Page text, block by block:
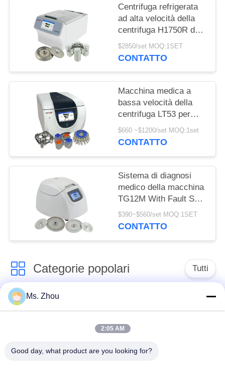
Centrifuga refrigerata
ad alta velocità della
centrifuga H1750R dei
Micro-tubi della
metropolitana medica
$2850/set MOQ:1SET
CONTATTO
Macchina medica a
bassa velocità della
centrifuga LT53 per
biologia genetica della
medicina clinica
$660 ~$1200/set MOQ:1set
CONTATTO
Sistema di diagnosi
medico della macchina
TG12M With Fault Self
della centrifuga del
sangue capillare
$390~$560/set MOQ:1SET
CONTATTO
Categorie popolari Tutti
macchina della
centrifuga del
macchina medica
Centrifuga di PRF di
macchina refrigerata
Ms. Zhou
2:05 AM
Good day, what product are you looking for?